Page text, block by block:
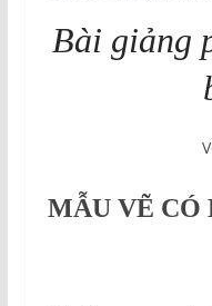
Bài giảng
MẪU VẼ CÓ